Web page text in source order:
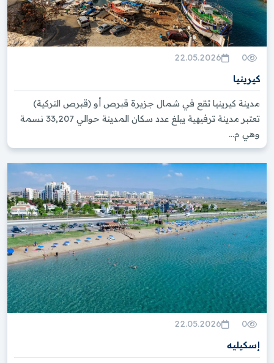
0
22.05.2026
كيرينيا
مدينة كيرينيا تقع في شمال جزيرة قبرص أو (قبرص التركية)
تعتبر مدينة ترفيهية يبلغ عدد سكان المدينة حوالي 33,207 نسمة
وهي م...
0
22.05.2026
إسكيليه